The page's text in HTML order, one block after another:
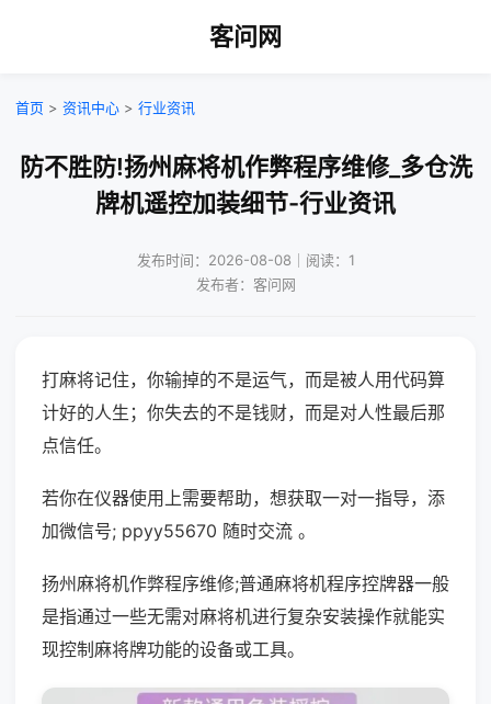
客问网
首页 > 资讯中心 > 行业资讯
防不胜防!扬州麻将机作弊程序维修_多仓洗
牌机遥控加装细节-行业资讯
发布时间：2026-08-08｜阅读：1
发布者：客问网
打麻将记住，你输掉的不是运气，而是被人用代码算
计好的人生；你失去的不是钱财，而是对人性最后那
点信任。
若你在仪器使用上需要帮助，想获取一对一指导，添
加微信号; ppyy55670 随时交流 。
扬州麻将机作弊程序维修;普通麻将机程序控牌器一般
是指通过一些无需对麻将机进行复杂安装操作就能实
现控制麻将牌功能的设备或工具。